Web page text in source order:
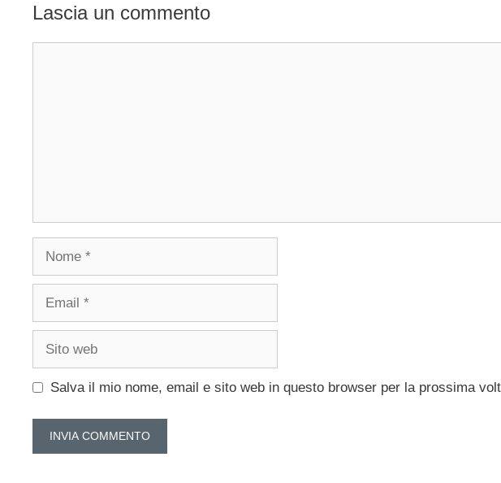
Lascia un commento
Salva il mio nome, email e sito web in questo browser per la prossima